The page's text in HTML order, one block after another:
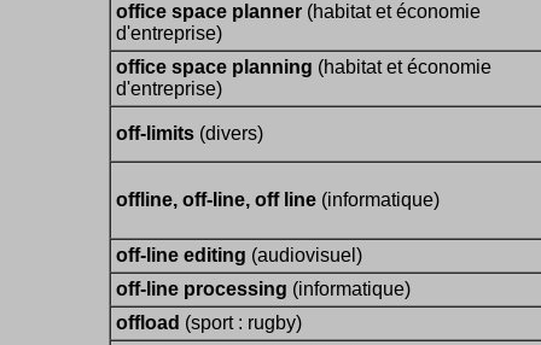
office space planner (habitat et économie
d'entreprise)
office space planning (habitat et économie
d'entreprise)
off-limits (divers)
offline, off-line, off line (informatique)
off-line editing (audiovisuel)
off-line processing (informatique)
offload (sport : rugby)